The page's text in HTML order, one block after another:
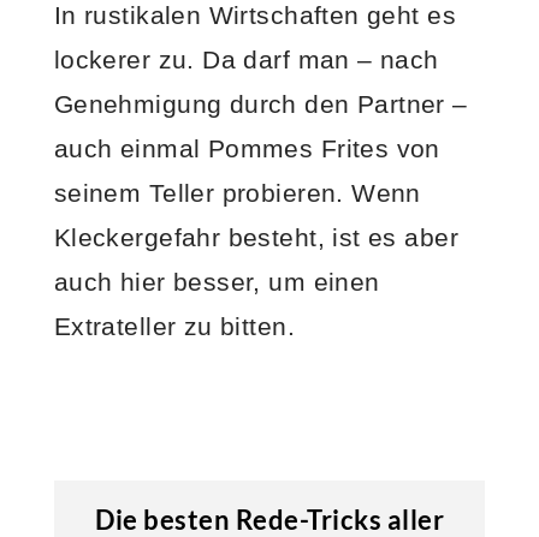
In rustikalen Wirtschaften geht es
lockerer zu. Da darf man – nach
Genehmigung durch den Partner –
auch einmal Pommes Frites von
seinem Teller probieren. Wenn
Kleckergefahr besteht, ist es aber
auch hier besser, um einen
Extrateller zu bitten.